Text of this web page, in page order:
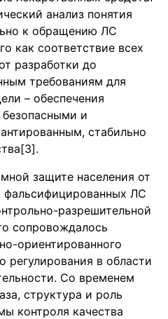
анализ понятия
к обращению ЛС
как соответствие всех
разработки до
требованиям для
– обеспечения
безопасными и
стабильно
защите населения от
фальсифицированных ЛС
разрешительной
сопровождалось
ориентированного
регулирования в области
Со временем
структура и роль
контроля качества